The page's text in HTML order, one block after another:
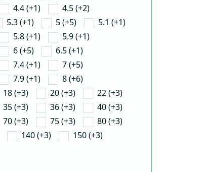
4.4 (+1)
4.5 (+2)
5.3 (+1) 5 (+5)
5.1 (+1)
5.8 (+1)
5.9 (+1)
6 (+5)
6.5 (+1)
7.4 (+1)
7 (+5)
7.9 (+1)
8 (+6)
18 (+3) 20 (+3)
22 (+3)
35 (+3) 36 (+3)
40 (+3)
70 (+3) 75 (+3)
80 (+3)
140 (+3)
150 (+3)